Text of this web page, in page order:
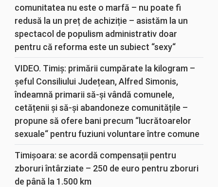
comunitatea nu este o marfă – nu poate fi
redusă la un preț de achiziție – asistăm la un
spectacol de populism administrativ doar
pentru că reforma este un subiect “sexy“
VIDEO. Timiș: primării cumpărate la kilogram –
șeful Consiliului Județean, Alfred Simonis,
îndeamnă primarii să-și vândă comunele,
cetățenii și să-și abandoneze comunitățile –
propune să ofere bani precum “lucrătoarelor
sexuale“ pentru fuziuni voluntare între comune
Timișoara: se acordă compensații pentru
zboruri întârziate – 250 de euro pentru zboruri
de până la 1.500 km